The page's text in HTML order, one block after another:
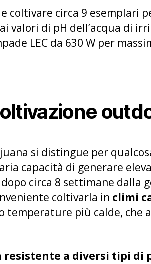
coltivare circa 9 esemplari
valori di pH dell’acqua di
LEC da 630 W per
si distingue per
capacità di generare
dopo circa 8 settimane dalla
coltivarla in climi
più calde, che
resistente a diversi tipi di